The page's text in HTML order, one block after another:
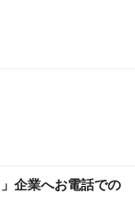
企業へお電話での